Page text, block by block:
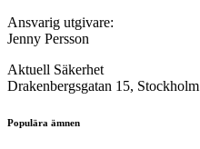
Ansvarig utgivare:
Jenny Persson
Aktuell Säkerhet
Drakenbergsgatan 15, Stockholm
Populära ämnen